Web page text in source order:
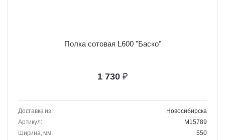
Полка сотовая L600 "Баско"
1 730 ₽
Доставка из:
Новосибирска
Артикул:
M15789
Ширина, мм:
550